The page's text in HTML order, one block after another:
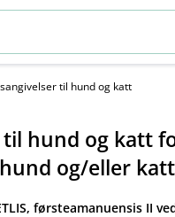
til hund og katt
hund og katt
og​/​eller
førsteamanuensis II